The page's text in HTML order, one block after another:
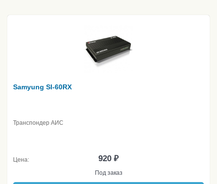
Samyung SI-60RX
Транспондер АИС
Цена: 920 ₽
Под заказ